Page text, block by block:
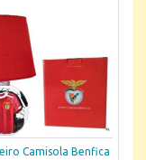
Camisola Benfica